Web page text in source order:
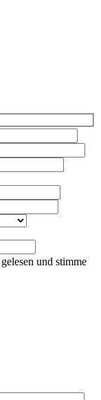
gelesen und stimme